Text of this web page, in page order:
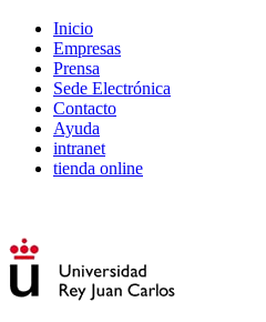
Inicio
Empresas
Prensa
Sede Electrónica
Contacto
Ayuda
intranet
tienda online